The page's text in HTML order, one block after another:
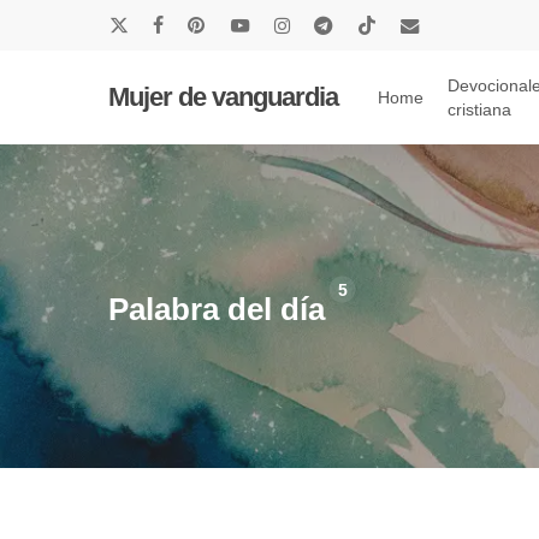
instagramtelegramtiktok
Mujer de vanguardia Home
cristiana
Palabra del día
5